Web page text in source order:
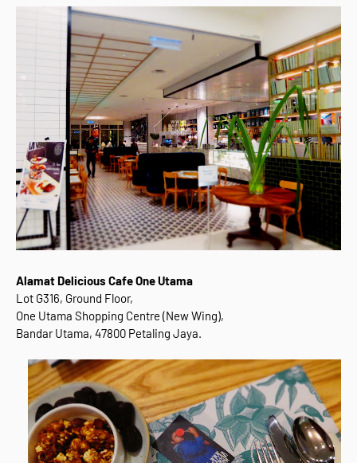
Alamat Delicious Cafe One Utama
Lot G316, Ground Floor,
One Utama Shopping Centre (New Wing),
Bandar Utama, 47800 Petaling Jaya.